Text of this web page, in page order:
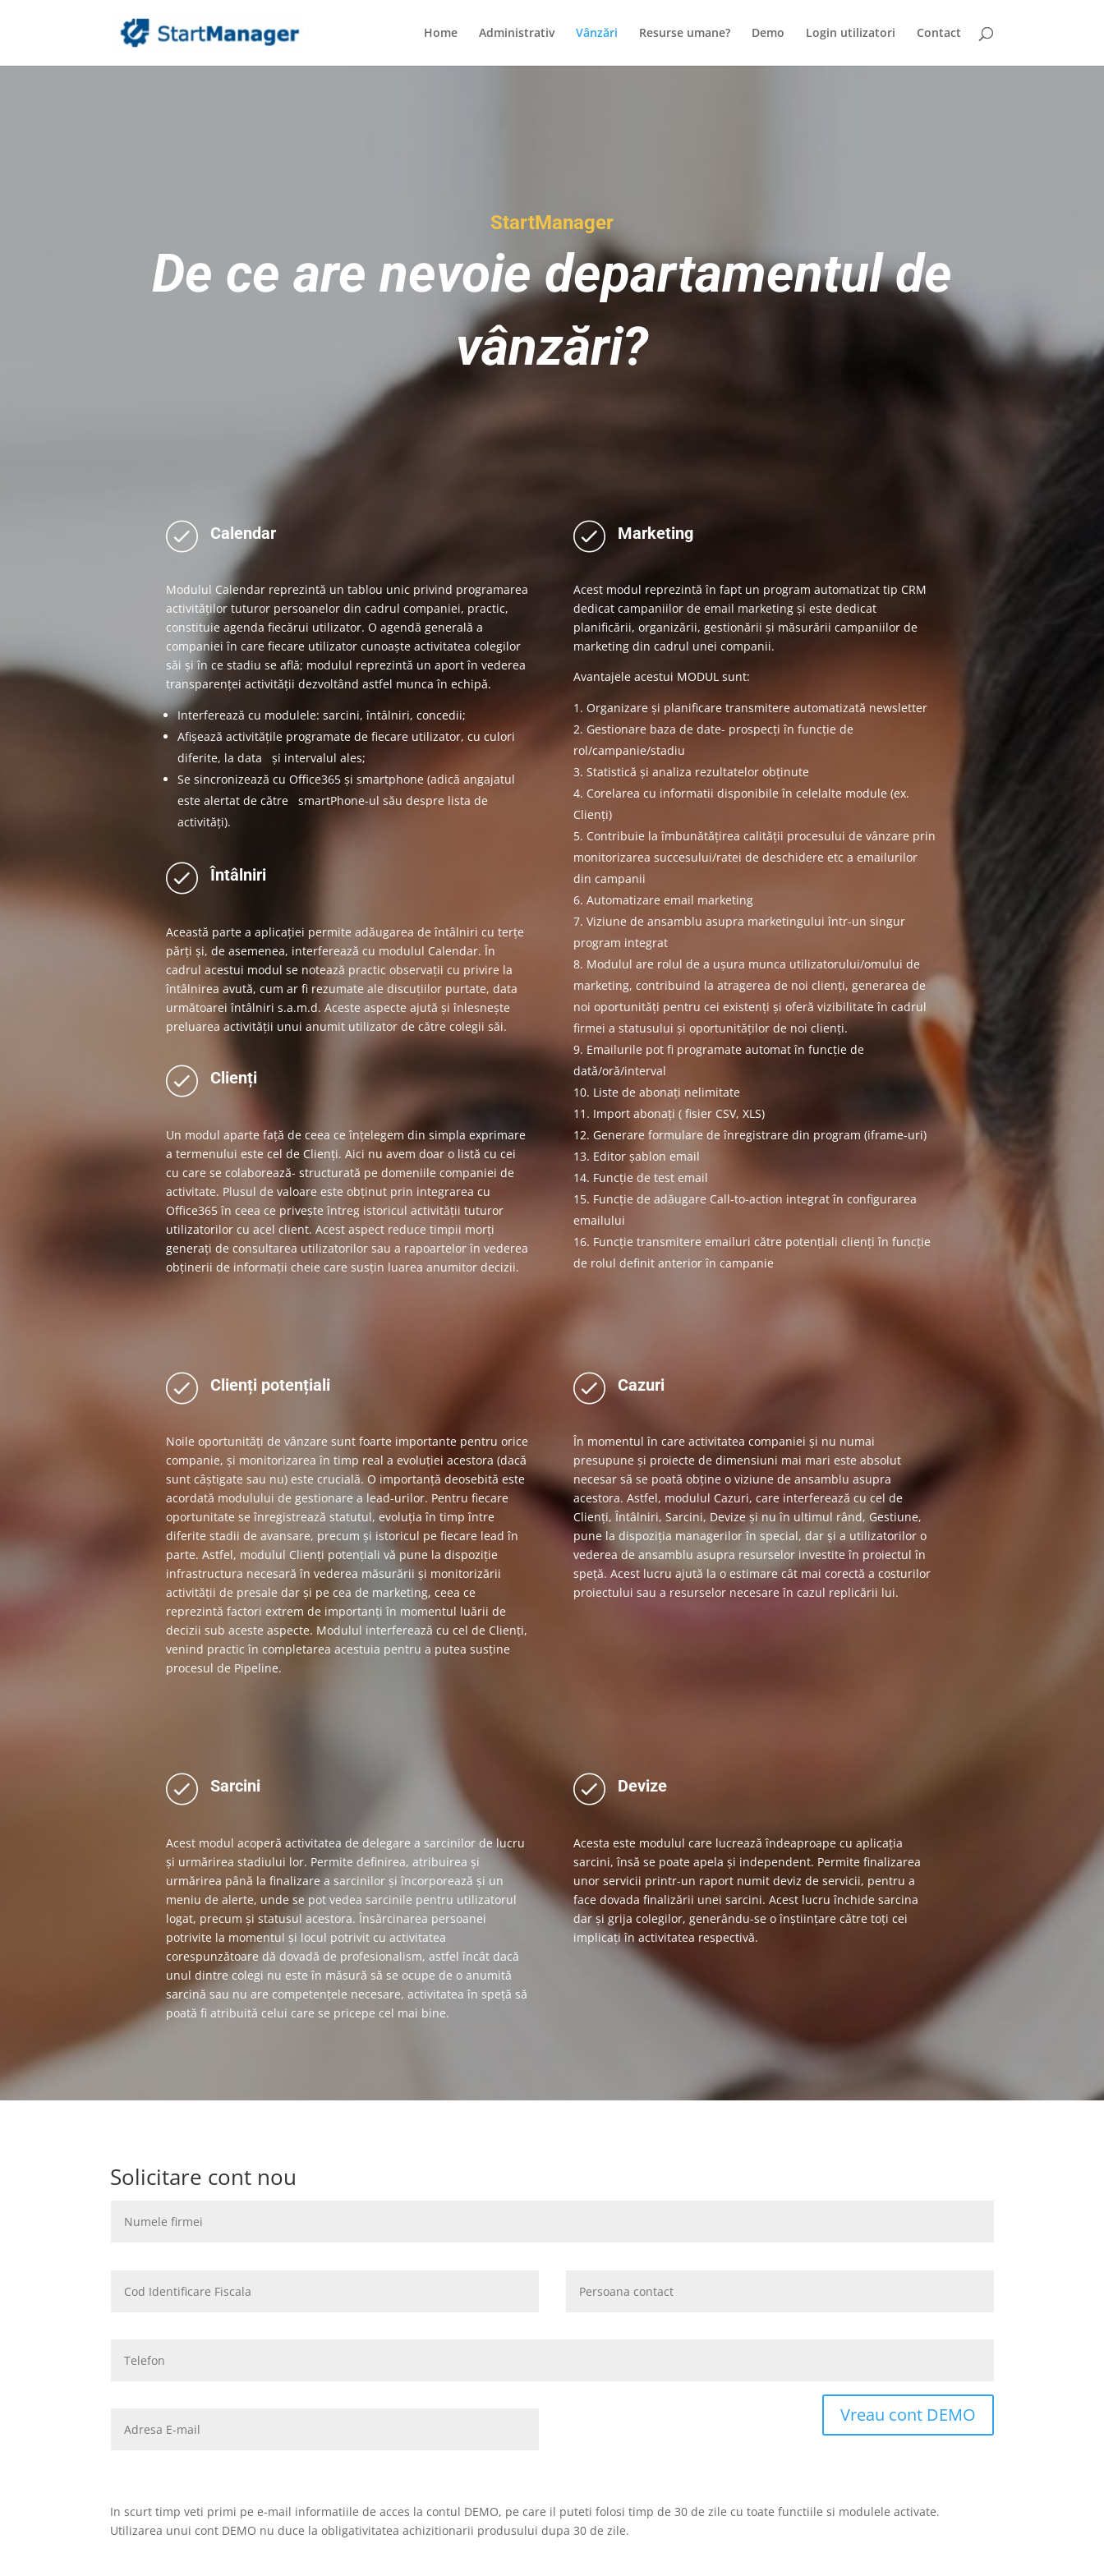
Home Administrativ Vânzări Resurse umane? Demo Login utilizatori Contact
StartManager
De ce are nevoie departamentul de
vânzări?
Calendar
Modulul Calendar reprezintă un tablou unic privind programarea
activităților tuturor persoanelor din cadrul companiei, practic,
constituie agenda fiecărui utilizator. O agendă generală a
companiei în care fiecare utilizator cunoaște activitatea colegilor
săi și în ce stadiu se află; modulul reprezintă un aport în vederea
transparenței activității dezvoltând astfel munca în echipă.
Interferează cu modulele: sarcini, întâlniri, concedii;
Afișează activitățile programate de fiecare utilizator, cu culori
diferite, la data și intervalul ales;
Se sincronizează cu Office365 și smartphone (adică angajatul
este alertat de către smartPhone-ul său despre lista de
activități).
Întâlniri
Această parte a aplicației permite adăugarea de întâlniri cu terțe
părți și, de asemenea, interferează cu modulul Calendar. În
cadrul acestui modul se notează practic observații cu privire la
întâlnirea avută, cum ar fi rezumate ale discuțiilor purtate, data
următoarei întâlniri s.a.m.d. Aceste aspecte ajută și înlesnește
preluarea activității unui anumit utilizator de către colegii săi.
Clienți
Un modul aparte față de ceea ce înțelegem din simpla exprimare
a termenului este cel de Clienți. Aici nu avem doar o listă cu cei
cu care se colaborează- structurată pe domeniile companiei de
activitate. Plusul de valoare este obținut prin integrarea cu
Office365 în ceea ce privește întreg istoricul activității tuturor
utilizatorilor cu acel client. Acest aspect reduce timpii morți
generați de consultarea utilizatorilor sau a rapoartelor în vederea
obținerii de informații cheie care susțin luarea anumitor decizii.
Marketing
Acest modul reprezintă în fapt un program automatizat tip CRM
dedicat campaniilor de email marketing și este dedicat
planificării, organizării, gestionării și măsurării campaniilor de
marketing din cadrul unei companii.
Avantajele acestui MODUL sunt:
Organizare și planificare transmitere automatizată newsletter
Gestionare baza de date- prospecți în funcție de
rol/campanie/stadiu
Statistică și analiza rezultatelor obținute
Corelarea cu informatii disponibile în celelalte module (ex.
Clienți)
Contribuie la îmbunătățirea calității procesului de vânzare prin
monitorizarea succesului/ratei de deschidere etc a emailurilor
din campanii
Automatizare email marketing
Viziune de ansamblu asupra marketingului într-un singur
program integrat
Modulul are rolul de a ușura munca utilizatorului/omului de
marketing, contribuind la atragerea de noi clienți, generarea de
noi oportunități pentru cei existenți și oferă vizibilitate în cadrul
firmei a statusului și oportunităților de noi clienți.
Emailurile pot fi programate automat în funcție de
dată/oră/interval
Liste de abonați nelimitate
Import abonați ( fisier CSV, XLS)
Generare formulare de înregistrare din program (iframe-uri)
Editor șablon email
Funcție de test email
Funcție de adăugare Call-to-action integrat în configurarea
emailului
Funcție transmitere emailuri către potențiali clienți în funcție
de rolul definit anterior în campanie
Clienți potențiali
Noile oportunități de vânzare sunt foarte importante pentru orice
companie, și monitorizarea în timp real a evoluției acestora (dacă
sunt câștigate sau nu) este crucială. O importanţă deosebită este
acordată modulului de gestionare a lead-urilor. Pentru fiecare
oportunitate se înregistrează statutul, evoluţia în timp între
diferite stadii de avansare, precum şi istoricul pe fiecare lead în
parte. Astfel, modulul Clienți potențiali vă pune la dispoziție
infrastructura necesară în vederea măsurării și monitorizării
activității de presale dar și pe cea de marketing, ceea ce
reprezintă factori extrem de importanți în momentul luării de
decizii sub aceste aspecte. Modulul interferează cu cel de Clienți,
venind practic în completarea acestuia pentru a putea susține
procesul de Pipeline.
Cazuri
În momentul în care activitatea companiei și nu numai
presupune și proiecte de dimensiuni mai mari este absolut
necesar să se poată obține o viziune de ansamblu asupra
acestora. Astfel, modulul Cazuri, care interferează cu cel de
Clienți, Întâlniri, Sarcini, Devize și nu în ultimul rând, Gestiune,
pune la dispoziția managerilor în special, dar și a utilizatorilor o
vederea de ansamblu asupra resurselor investite în proiectul în
speță. Acest lucru ajută la o estimare cât mai corectă a costurilor
proiectului sau a resurselor necesare în cazul replicării lui.
Sarcini
Acest modul acoperă activitatea de delegare a sarcinilor de lucru
și urmărirea stadiului lor. Permite definirea, atribuirea și
urmărirea până la finalizare a sarcinilor și încorporează și un
meniu de alerte, unde se pot vedea sarcinile pentru utilizatorul
logat, precum și statusul acestora. Însărcinarea persoanei
potrivite la momentul și locul potrivit cu activitatea
corespunzătoare dă dovadă de profesionalism, astfel încât dacă
unul dintre colegi nu este în măsură să se ocupe de o anumită
sarcină sau nu are competențele necesare, activitatea în speță să
poată fi atribuită celui care se pricepe cel mai bine.
Devize
Acesta este modulul care lucrează îndeaproape cu aplicația
sarcini, însă se poate apela și independent. Permite finalizarea
unor servicii printr-un raport numit deviz de servicii, pentru a
face dovada finalizării unei sarcini. Acest lucru închide sarcina
dar și grija colegilor, generându-se o înștiințare către toți cei
implicați în activitatea respectivă.
Solicitare cont nou
Vreau cont DEMO
In scurt timp veti primi pe e-mail informatiile de acces la contul DEMO, pe care il puteti folosi timp de 30 de zile cu toate functiile si modulele activate.
Utilizarea unui cont DEMO nu duce la obligativitatea achizitionarii produsului dupa 30 de zile.